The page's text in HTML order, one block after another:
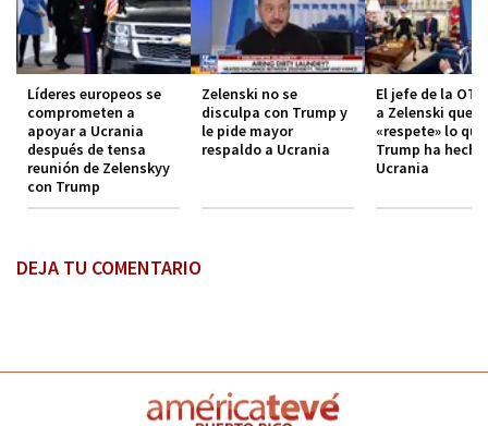
Líderes europeos se
comprometen a
apoyar a Ucrania
después de tensa
reunión de Zelenskyy
con Trump
Zelenski no se
disculpa con Trump y
le pide mayor
respaldo a Ucrania
El jefe de la
a Zelenski que
«respete» lo que
Trump ha
Ucrania
DEJA TU COMENTARIO